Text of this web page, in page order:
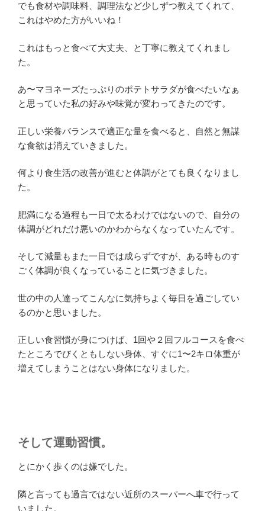
でも食材や調味料、調理法など少しずつ教えてくれて、
これはやめた方がいいね！
これはもっと食べて大丈夫、と丁寧に教えてくれまし
た。
あ〜マヨネーズたっぷりのポテトサラダが食べたいなぁ
と思っていた私の好みや味覚が変わってきたのです。
正しい栄養バランスで適正な量を食べると、自然と無謀
な食欲は消えていきました。
何より食生活の改善が進むと体調がとても良くなりまし
た。
肥満になる過程も一日で太るわけではないので、自分の
体調がどれだけ悪いのかわからなくなっていたんです。
そして減量もまた一日では成らずですが、ある時ものす
ごく体調が良くなっていることに気づきました。
世の中の人達ってこんなに気持ちよく毎日を過ごしてい
るのかと思いました。
正しい食習慣が身につけば、1回や２回フルコースを食べ
たところでびくともしない身体、すぐに1〜2キロ体重が
増えてしまうことはない身体になりました。
そして運動習慣。
とにかく歩くのは嫌でした。
隣と言っても過言ではない近所のスーパーへ車で行って
いました。